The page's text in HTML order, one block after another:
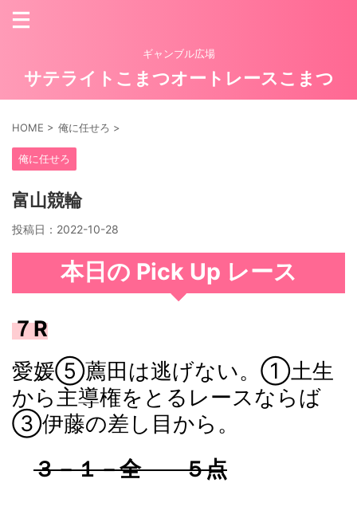
ギャンブル広場
サテライトこまつオートレースこまつ
HOME > 俺に任せろ >
俺に任せろ
富山競輪
投稿日： 2022-10-28
本日の Pick Up レース
７R
愛媛⑤薦田は逃げない。①土生
から主導権をとるレースならば
③伊藤の差し目から。
３－１－全 ５点